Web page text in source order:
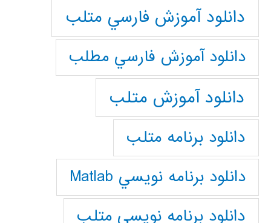
دانلود آموزش فارسي متلب
دانلود آموزش فارسي مطلب
دانلود آموزش متلب
دانلود برنامه متلب
دانلود برنامه نويسي Matlab
دانلود برنامه نويسي متلب